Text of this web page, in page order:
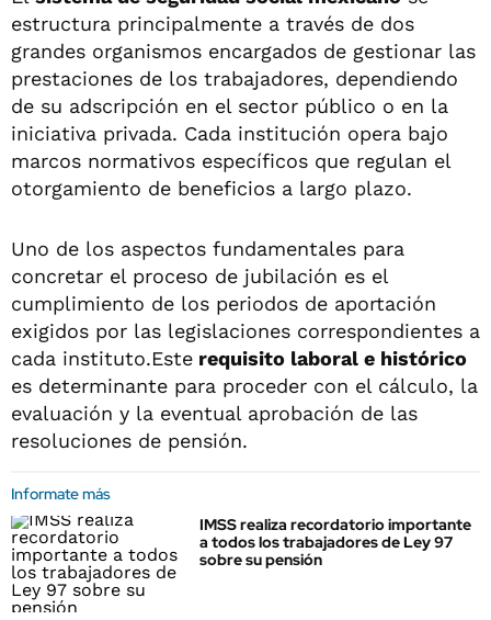
estructura principalmente a través de dos
grandes organismos encargados de gestionar las
prestaciones de los trabajadores, dependiendo
de su adscripción en el sector público o en la
iniciativa privada. Cada institución opera bajo
marcos normativos específicos que regulan el
otorgamiento de beneficios a largo plazo.
Uno de los aspectos fundamentales para
concretar el proceso de jubilación es el
cumplimiento de los periodos de aportación
exigidos por las legislaciones correspondientes a
cada instituto.Este requisito laboral e histórico
es determinante para proceder con el cálculo, la
evaluación y la eventual aprobación de las
resoluciones de pensión.
Informate más
IMSS realiza recordatorio importante
a todos los trabajadores de Ley 97
sobre su pensión